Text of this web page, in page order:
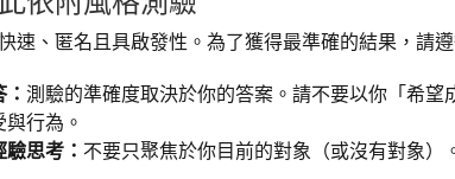
速、匿名且具啟發性。為了獲得最準確的結果，請遵
測驗的準確度取決於你的答案。請不要以你「希
與行為。
思考： 不要只聚焦於你目前的對象（或沒有對象